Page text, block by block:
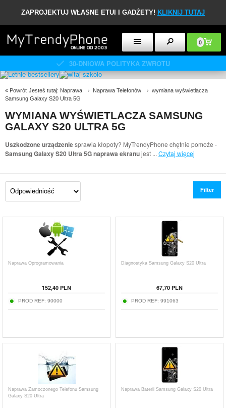
ZAPROJEKTUJ WŁASNE ETUI I GADŻETY! KLIKNIJ TUTAJ
0
30-DNIOWA POLITYKA ZWROTU
« Powrót Jesteś tutaj: Naprawa Naprawa Telefonów
wymiana wyświetlacza
Samsung Galaxy S20 Ultra 5G
WYMIANA WYŚWIETLACZA SAMSUNG
GALAXY S20 ULTRA 5G
Uszkodzone urządzeniesprawia kłopoty? MyTrendyPhone chętnie pomoże -
Samsung Galaxy S20 Ultra 5G naprawa ekranujest ... Czytaj więcej
Filter
Naprawa Oprogramowania
152,40 PLN
PROD REF: 90000
Diagnostyka Samsung Galaxy S20 Ultra
67,70 PLN
PROD REF: 991063
Naprawa Zamoczonego Telefonu Samsung
Galaxy S20 Ultra
Naprawa Baterii Samsung Galaxy S20 Ultra